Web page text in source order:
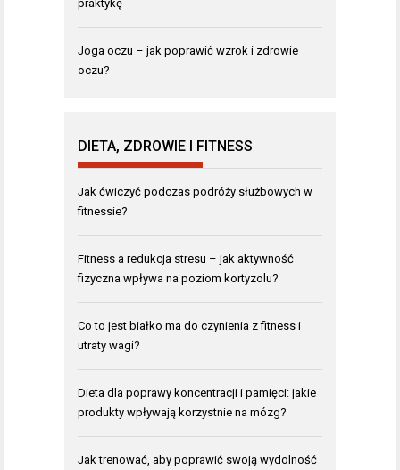
praktykę
Joga oczu – jak poprawić wzrok i zdrowie
oczu?
DIETA, ZDROWIE I FITNESS
Jak ćwiczyć podczas podróży służbowych w
fitnessie?
Fitness a redukcja stresu – jak aktywność
fizyczna wpływa na poziom kortyzolu?
Co to jest białko ma do czynienia z fitness i
utraty wagi?
Dieta dla poprawy koncentracji i pamięci: jakie
produkty wpływają korzystnie na mózg?
Jak trenować, aby poprawić swoją wydolność